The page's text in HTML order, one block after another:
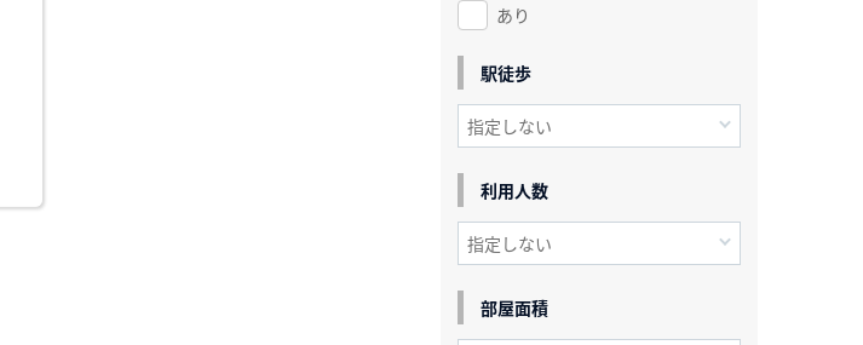
あり
駅徒歩
利用人数
部屋面積